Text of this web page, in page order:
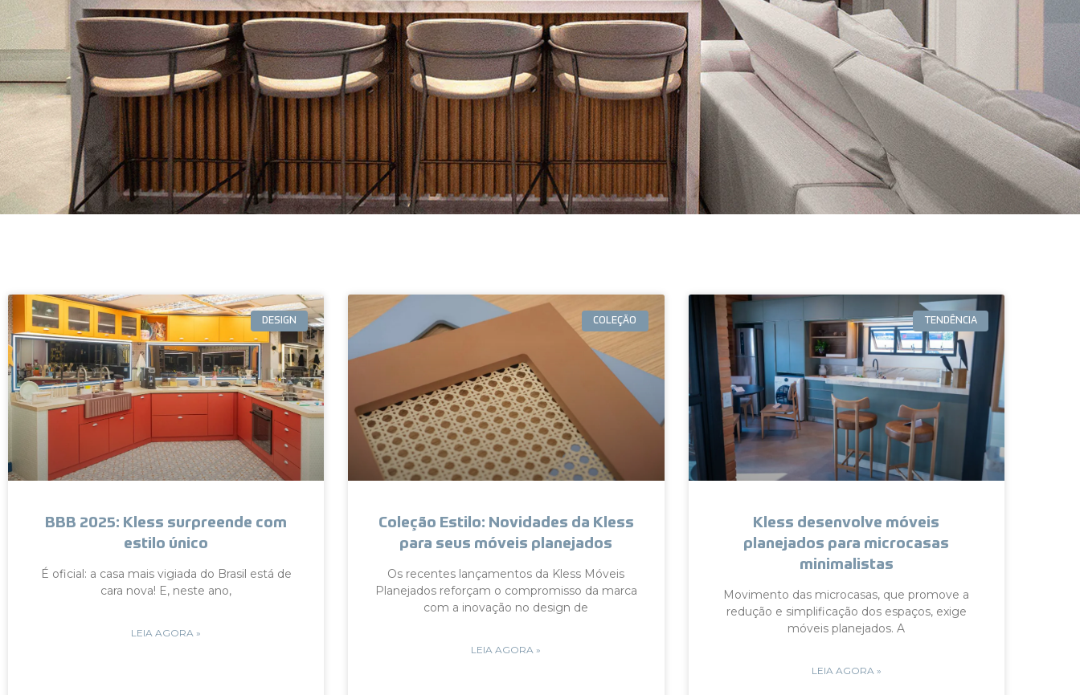
DESIGN
BBB 2025: Kless surpreende com
estilo único
É oficial: a casa mais vigiada do Brasil está de
cara nova! E, neste ano,
LEIA AGORA »
COLEÇÃO
Coleção Estilo: Novidades da Kless
para seus móveis planejados
Os recentes lançamentos da Kless Móveis
Planejados reforçam o compromisso da marca
com a inovação no design de
LEIA AGORA »
TENDÊNCIA
Kless desenvolve móveis
planejados para microcasas
minimalistas
Movimento das microcasas, que promove a
redução e simplificação dos espaços, exige
móveis planejados. A
LEIA AGORA »